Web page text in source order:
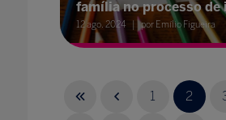
família no processo de
12 ago. 2024 por Emílio Figueira
1 2